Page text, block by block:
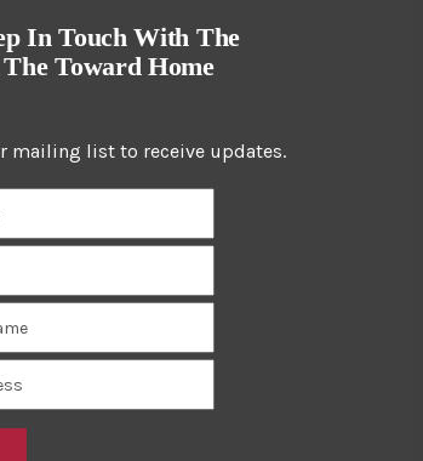
In Touch With The
Toward Home
mailing list to receive updates.